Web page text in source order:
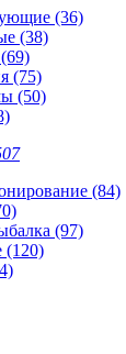
(36)
(38)
(75)
(50)
(84)
(97)
(120)